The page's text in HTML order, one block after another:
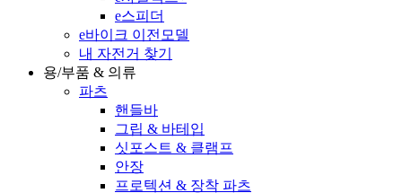
e스피더
e바이크 이전모델
내 자전거 찾기
용/부품 & 의류
파츠
핸들바
그립 & 바테입
싯포스트 & 클램프
안장
프로텍션 & 장착 파츠